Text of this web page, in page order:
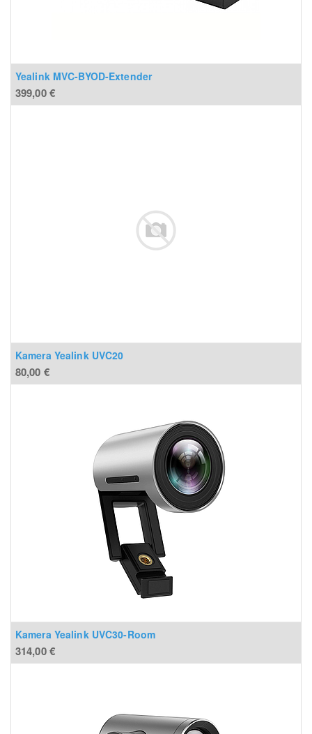
Yealink MVC-BYOD-Extender
399,00€
Kamera Yealink UVC20
80,00 €
Kamera Yealink UVC30-Room
314,00€